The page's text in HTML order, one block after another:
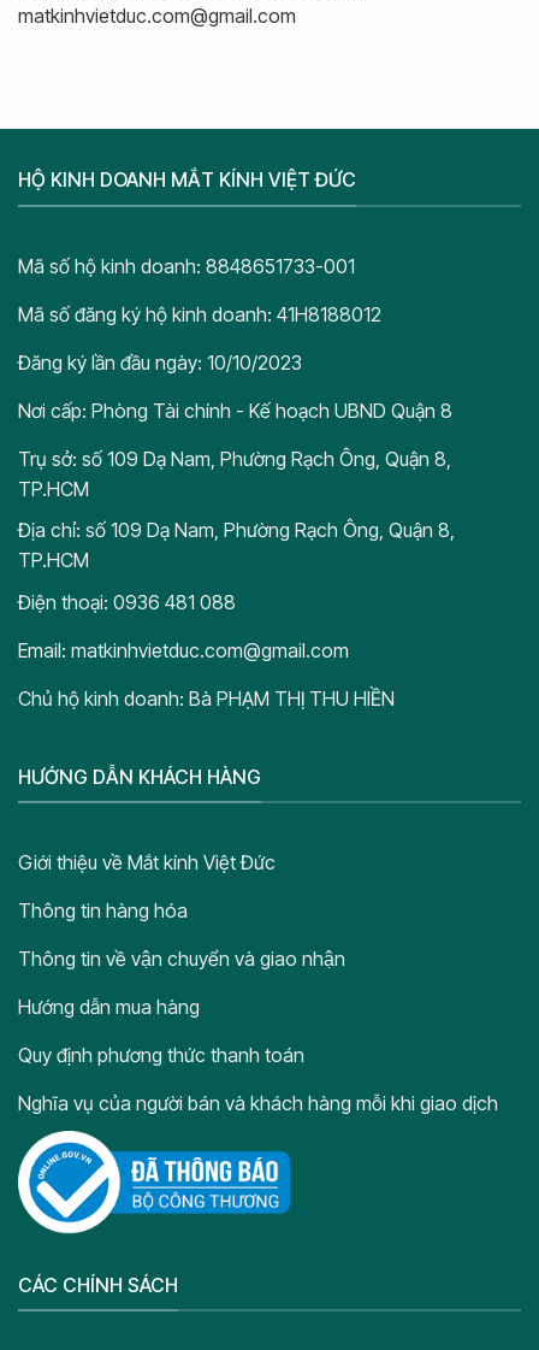
matkinhvietduc.com@gmail.com
HỘ KINH DOANH MẮT KÍNH VIỆT ĐỨC
Mã số hộ kinh doanh: 8848651733-001
Mã số đăng ký hộ kinh doanh: 41H8188012
Đăng ký lần đầu ngày: 10/10/2023
Nơi cấp: Phòng Tài chính - Kế hoạch UBND Quận 8
Trụ sở: số 109 Dạ Nam, Phường Rạch Ông, Quận 8,
TP.HCM
Địa chỉ: số 109 Dạ Nam, Phường Rạch Ông, Quận 8,
TP.HCM
Điện thoại: 0936 481 088
Email: matkinhvietduc.com@gmail.com
Chủ hộ kinh doanh: Bà PHẠM THỊ THU HIỀN
HƯỚNG DẪN KHÁCH HÀNG
Giới thiệu về Mắt kính Việt Đức
Thông tin hàng hóa
Thông tin về vận chuyển và giao nhận
Hướng dẫn mua hàng
Quy định phương thức thanh toán
Nghĩa vụ của người bán và khách hàng mỗi khi giao dịch
CÁC CHÍNH SÁCH